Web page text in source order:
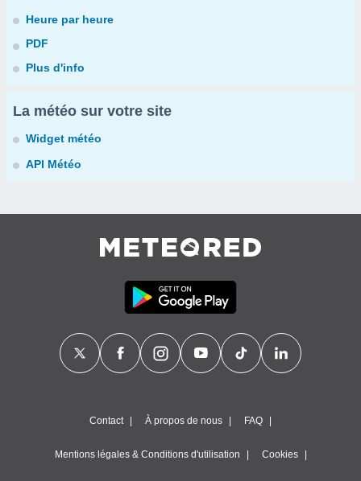
Heure par heure
PDF
Plus d'info
La météo sur votre site
Widget météo
API Météo
Contact À propos de nous FAQ
Mentions légales & Conditions d'utilisation Cookies